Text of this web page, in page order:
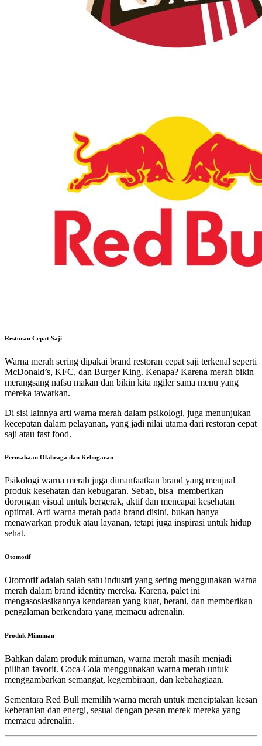
Restoran Cepat Saji
Warna merah sering dipakai brand restoran cepat saji terkenal seperti
McDonald’s, KFC, dan Burger King. Kenapa? Karena merah bikin
merangsang nafsu makan dan bikin kita ngiler sama menu yang
mereka tawarkan.
Di sisi lainnya arti warna merah dalam psikologi, juga menunjukan
kecepatan dalam pelayanan, yang jadi nilai utama dari restoran cepat
saji atau fast food.
Perusahaan Olahraga dan Kebugaran
Psikologi warna merah juga dimanfaatkan brand yang menjual
produk kesehatan dan kebugaran. Sebab, bisa memberikan
dorongan visual untuk bergerak, aktif dan mencapai kesehatan
optimal. Arti warna merah pada brand disini, bukan hanya
menawarkan produk atau layanan, tetapi juga inspirasi untuk hidup
sehat.
Otomotif
Otomotif adalah salah satu industri yang sering menggunakan warna
merah dalam brand identity mereka. Karena, palet ini
mengasosiasikannya kendaraan yang kuat, berani, dan memberikan
pengalaman berkendara yang memacu adrenalin.
Produk Minuman
Bahkan dalam produk minuman, warna merah masih menjadi
pilihan favorit. Coca-Cola menggunakan warna merah untuk
menggambarkan semangat, kegembiraan, dan kebahagiaan.
Sementara Red Bull memilih warna merah untuk menciptakan kesan
keberanian dan energi, sesuai dengan pesan merek mereka yang
memacu adrenalin.